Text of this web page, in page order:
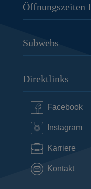
Öffnungszeiten
Subwebs
Direktlinks
Facebook
Instagram
Karriere
Kontakt